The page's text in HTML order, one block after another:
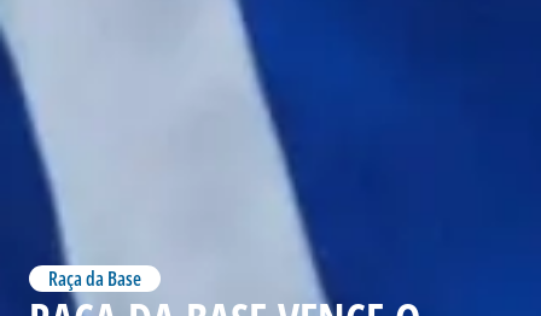
Raça da Base